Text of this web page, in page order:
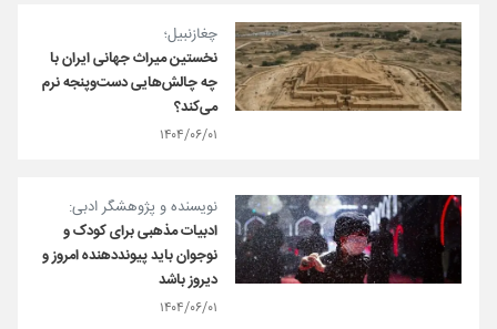
چغازنبیل؛
نخستین میراث جهانی ایران با
چه چالش‌هایی دست‌وپنجه نرم
می‌کند؟
۱۴۰۴/۰۶/۰۱
نویسنده و پژوهشگر ادبی:
ادبیات مذهبی برای کودک و
نوجوان باید پیونددهنده امروز و
دیروز باشد
۱۴۰۴/۰۶/۰۱